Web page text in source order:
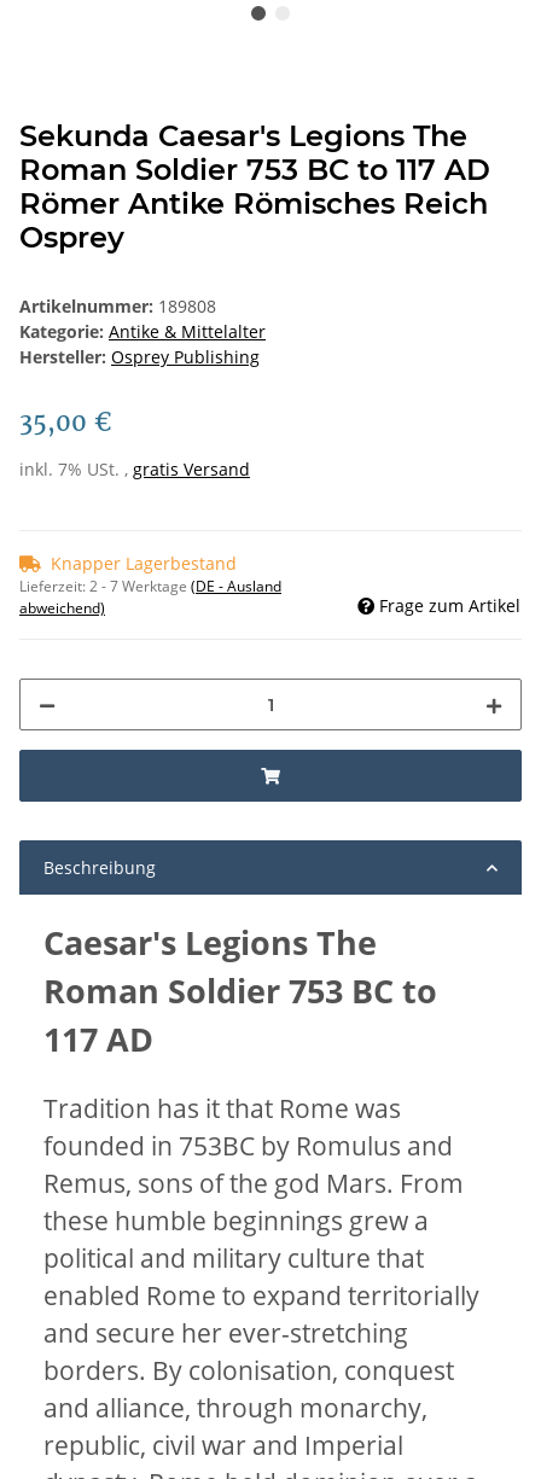
Sekunda Caesar's Legions The
Roman Soldier 753 BC to 117 AD
Römer Antike Römisches Reich
Osprey
Artikelnummer: 189808
Kategorie: Antike & Mittelalter
Hersteller: Osprey Publishing
35,00 €
inkl. 7% USt. , gratis Versand
Knapper Lagerbestand
Lieferzeit:2 - 7 Werktage (DE - Ausland
abweichend)
Frage zum Artikel
Beschreibung
Caesar's Legions The
Roman Soldier 753 BC to
117 AD
Tradition has it that Rome was
founded in 753BC by Romulus and
Remus, sons of the god Mars. From
these humble beginnings grew a
political and military culture that
enabled Rome to expand territorially
and secure her ever-stretching
borders. By colonisation, conquest
and alliance, through monarchy,
republic, civil war and Imperial